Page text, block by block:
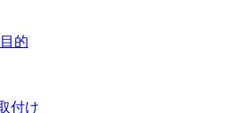
的
付け